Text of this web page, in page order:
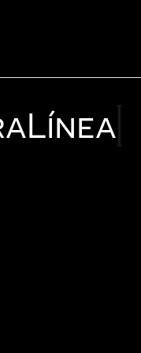
Línea